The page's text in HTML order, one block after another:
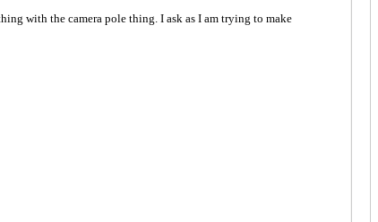
with the camera pole thing. I ask as I am trying to make